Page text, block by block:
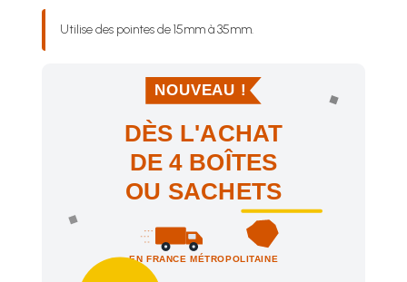
Utilise des pointes de 15mm à 35mm.
NOUVEAU !
DÈS L'ACHAT
DE 4 BOÎTES
OU SACHETS
EN FRANCE MÉTROPOLITAINE